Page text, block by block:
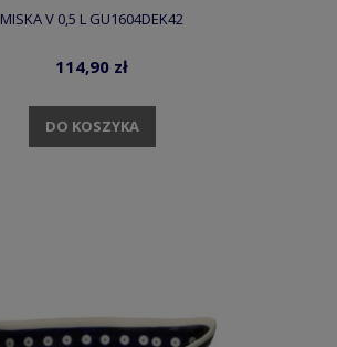
MISKA V 0,5 L GU1604DEK42
114,90 zł
DO KOSZYKA